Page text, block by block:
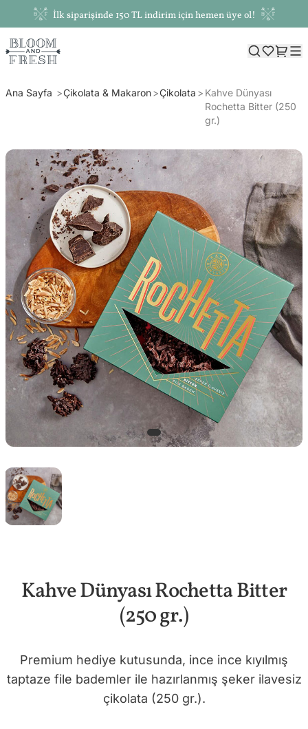
İlk siparişinde 150 TL indirim için hemen üye ol!
Ana Sayfa Çikolata & Makaron Çikolata
Kahve Dünyası
Rochetta Bitter (250
gr.)
Kahve Dünyası Rochetta Bitter
(250 gr.)
Premium hediye kutusunda, ince ince kıyılmış
taptaze file bademler ile hazırlanmış şeker ilavesiz
çikolata (250 gr.).